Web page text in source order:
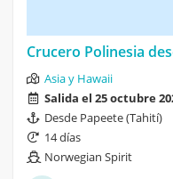
Crucero Polinesia
Asia y Hawaii
Salida el 25 octubre
Desde Papeete (Tahití)
14 días
Norwegian Spirit